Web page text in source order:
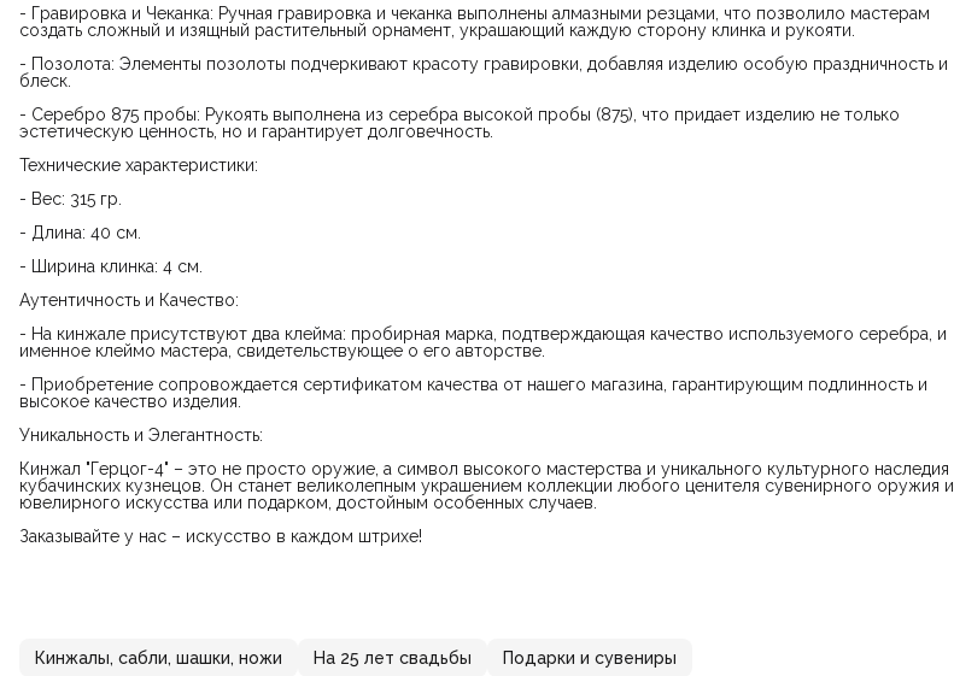
- Гравировка и Чеканка: Ручная гравировка и чеканка выполнены алмазными резцами, что позволило мастерам
создать сложный и изящный растительный орнамент, украшающий каждую сторону клинка и рукояти.
- Позолота: Элементы позолоты подчеркивают красоту гравировки, добавляя изделию особую праздничность и
блеск.
- Серебро 875 пробы: Рукоять выполнена из серебра высокой пробы (875), что придает изделию не только
эстетическую ценность, но и гарантирует долговечность.
Технические характеристики:
- Вес: 315 гр.
- Длина: 40 см.
- Ширина клинка: 4 см.
Аутентичность и Качество:
- На кинжале присутствуют два клейма: пробирная марка, подтверждающая качество используемого серебра, и
именное клеймо мастера, свидетельствующее о его авторстве.
- Приобретение сопровождается сертификатом качества от нашего магазина, гарантирующим подлинность и
высокое качество изделия.
Уникальность и Элегантность:
Кинжал "Герцог-4" – это не просто оружие, а символ высокого мастерства и уникального культурного наследия
кубачинских кузнецов. Он станет великолепным украшением коллекции любого ценителя сувенирного оружия и
ювелирного искусства или подарком, достойным особенных случаев.
Заказывайте у нас – искусство в каждом штрихе!
Кинжалы, сабли, шашки, ножи На 25 лет свадьбы Подарки и сувениры